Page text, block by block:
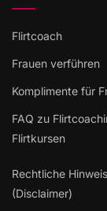
Flirtcoach
Frauen verführen
Komplimente für
FAQ zu
Flirtkursen
Rechtliche
(Disclaimer)